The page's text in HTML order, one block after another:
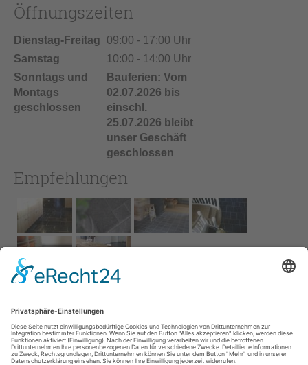
Öffnungszeiten
Dienstag-Freitag
09:00 - 17:00 Uhr
Samstag
10:00 - 14:00 Uhr
Sonntags und
Montags
geschlossen
Bauferien: Vom
02.07.2026 bis
einschl.
25.07.2026 bleibt
unser Geschäft
geschlossen
Empfehlungen
Impressum
AGB